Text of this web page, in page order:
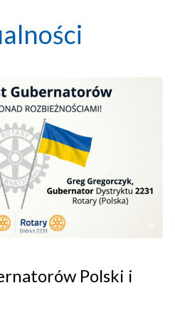
Polski i